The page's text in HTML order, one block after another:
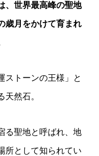
、世界最高峰の聖地
歳月をかけて育まれ
ストーンの王様」と
然石。
る聖地と呼ばれ、地
所として知られてい